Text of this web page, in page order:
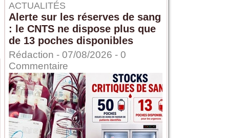
ACTUALITÉS
Alerte sur les réserves de sang
: le CNTS ne dispose plus que
de 13 poches disponibles
Rédaction - 07/08/2026 - 0
Commentaire